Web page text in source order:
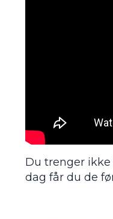
Du trenger ikke
dag får du de